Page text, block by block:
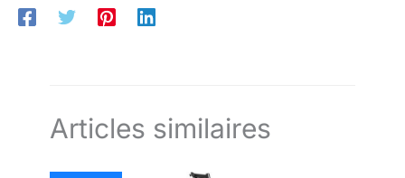
24, support technique professionnel,
instructions détaillées pour l'utilisation
Articles similaires